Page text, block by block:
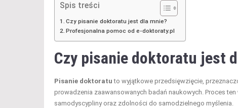
Spis treści
Czy pisanie doktoratu jest dla mnie?
Profesjonalna pomoc od e-doktoraty.pl
Czy pisanie doktoratu jest
Pisanie doktoratu to wyjątkowe przedsięwzięcie,
prowadzenia zaawansowanych badań naukowych. Proces
samodyscypliny oraz zdolności do samodzielnego myślenia.